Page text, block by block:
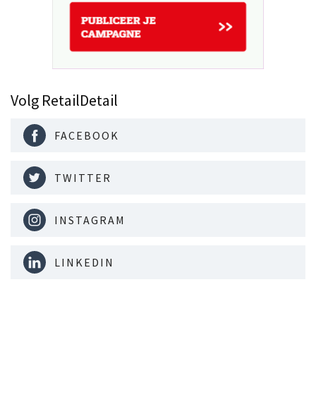
Volg RetailDetail
FACEBOOK
TWITTER
INSTAGRAM
LINKEDIN